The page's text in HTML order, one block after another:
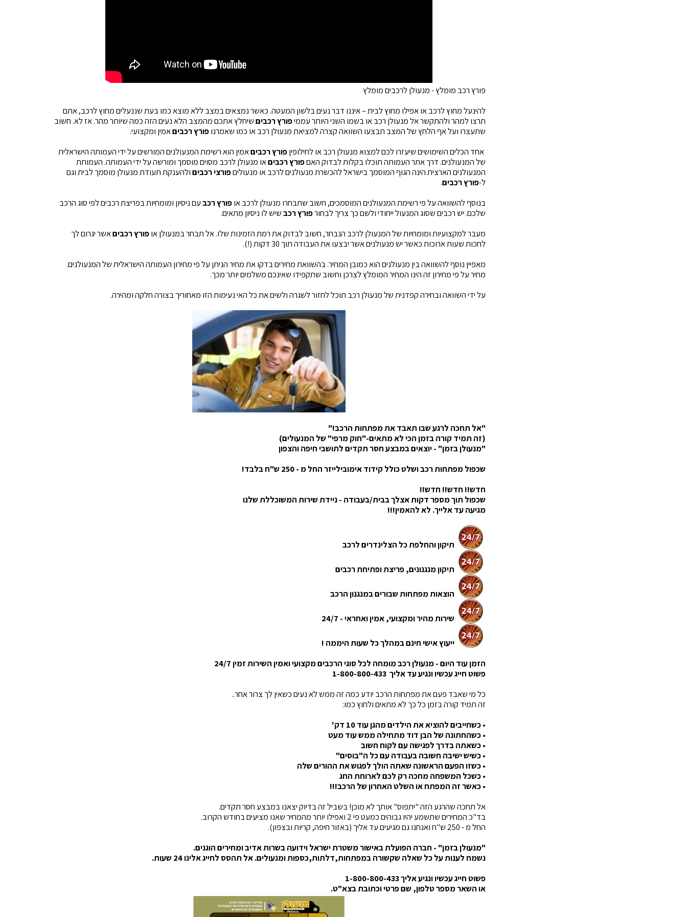
פורץ רכב מומלץ - מנעולן לרכבים מומלץ
להינעל מחוץ לרכב או אפילו מחוץ לבית – איננו דבר נעים בלשון המעטה. כאשר נמצאים במצב ללא מוצא כמו בעת שננעלים מחוץ לרכב, אתם
תרצו למהר ולהתקשר אל מנעולן רכב או בשמו השני היותר עממיפורץ רכביםשיחלץ אתכם מהמצב הלא נעים הזה כמה שיותר מהר. אז לא. חשוב
שתעצרו ועל אף הלחץ של המצב תבצעו השוואה קצרה למציאת מנעולן רכב או כמו שאמרנופורץ רכביםאמין ומקצועי.
אחד הכלים השימושים שיעזרו לכם למצוא מנעולן רכב או לחילופיןפורץ רכביםאמין הוא רשימת המנעולנים המורשים על ידי העמותה הישראלית
של המנעולנים. דרך אתר העמותה תוכלו בקלות לבדוק האםפורץ רכביםאו מנעולן לרכב מסוים מוסמך ומורשה על ידי העמותה. העמותת
המנעולנים הארצית הינה הגוף המוסמך בישראל להכשרת מנעולנים לרכב או מנעוליםפורצי רכביםולהענקת תעודת מנעולן מוסמך לבית וגם
ל-פורץ רכבים.
בנוסף להשוואה על פי רשימת המנעולנים המוסמכים, חשוב שתבחרו מנעולן לרכב אופורץ רכבעם ניסיון ומומחיות בפריצת רכבים לפי סוג הרכב
שלכם. יש רכבים שסוג המנעול ייחודי ולשם כך צריך לבחורפורץ רכבשיש לו ניסיון מתאים.
מעבר למקצועיות ומומחיות של המנעולן לרכב הנבחר, חשוב לבדוק את רמת הזמינות שלו. אל תבחר במנעולן אופורץ רכביםאשר יגרום לך
לחכות שעות ארוכות כאשר יש מנעולנים אשר יבצעו את העבודה תוך 30 דקות (!).
מאפיין נוסף להשוואה בין מנעולנים הוא כמובן המחיר. בהשוואת מחירים בדקו את מחיר הניתן על פי מחירון העמותה הישראלית של המנעולנים.
מחיר על פי מחירון זה הינו המחיר המומלץ לצרכן וחשוב שתקפידו שאינכם משלמים יותר מכך.
על ידי השוואה ובחירה קפדנית של מנעולן רכב תוכל לחזור לשגרה ולשים את כל האי נעימות הזו מאחוריך בצורה חלקה ומהירה.
"אל תחכה לרגע שבו תאבד את מפתחות הרכב!"
(זה תמיד קורה בזמן הכי לא מתאים-"חוק מרפי" של המנעולים)
"מנעולן בזמן" - יוצאים במבצע חסר תקדים לתושבי חיפה והצפון
שכפול מפתחות רכב ושלט כולל קידוד אימובילייזר החל מ - 250 ש"ח בלבד!
חדש!! חדש!! חדש!!
שכפול תוך מספר דקות אצלך בבית/בעבודה - ניידת שירות המשוכללת שלנו
מגיעה עד אלייך. לא להאמין!!!
תיקון והחלפת כל הצלינדרים לרכב
תיקון מנגנונים, פריצת ופתיחת רכבים
הוצאות מפתחות שבורים במנגנון הרכב
שירות מהיר ומקצועי, אמין ואחראי - 24/7
ייעוץ אישי חינם במהלך כל שעות היממה !
הזמן עוד היום - מנעולן רכב מומחה לכל סוגי הרכבים מקצועי ואמין השירות זמין 24/7
פשוט חייג עכשיו ונגיע עד אליך 1-800-800-433
כל מי שאבד פעם את מפתחות הרכב יודע כמה זה ממש לא נעים כשאין לך צרור אחר..
זה תמיד קורה בזמן כל כך לא מתאים ולחוץ כמו:
• כשחייבים להוציא את הילדים מהגן עוד 10 דק'
• כשהחתונה של הבן דוד מתחילה ממש עוד מעט
• כשאתה בדרך לפגישה עם לקוח חשוב
• כשיש ישיבה חשובה בעבודה עם כל ה"בוסים"
• כשזו הפעם הראשונה שאתה הולך לפגוש את ההורים שלה
• כשכל המשפחה מחכה רק לכם לארוחת החג
• כאשר זה המפתח או השלט האחרון של הרכב!!!
אל תחכה שהרגע הזה "יתפוס" אותך לא מוכן! בשביל זה בדיוק יצאנו במבצע חסר תקדים.
בד"כ המחירים שתשמע יהיו גבוהים כמעט פי 2 ואפילו יותר מהמחיר שאנו מציעים בחודש הקרוב.
החל מ - 250 ש"ח ואנחנו גם מגיעים עד אליך (באזור חיפה, קריות ובצפון).
"מנעולן בזמן" - חברה הפועלת באישור משטרת ישראל וידועה בשרות אדיב ומחירים הוגנים.
נשמח לענות על כל שאלה שקשורה במפתחות,דלתות,כספות ומנעולים. אל תהסס לחייג אלינו 24 שעות.
פשוט חייג עכשיו ונגיע אליך 1-800-800-433
או השאר מספר טלפון, שם פרטי וכתובת בצא"ט.